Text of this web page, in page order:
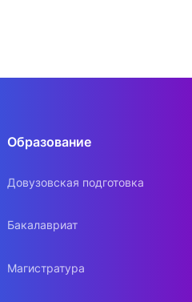
Образование
Довузовская подготовка
Бакалавриат
Магистратура